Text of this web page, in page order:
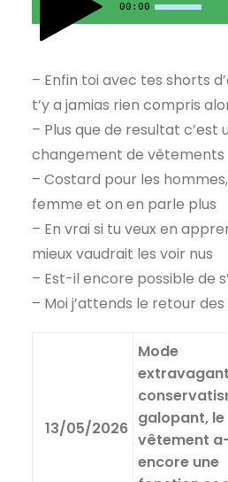
00:00
– Enfin toi avec tes shorts
t’y a jamias rien compris
– Plus que de resultat c’est
changement de vêtements
– Costard pour les
femme et on en parle plus
– En vrai si tu veux en
mieux vaudrait les voir nus
– Est-il encore possible de
– Moi j’attends le retour
13/05/2026
Mode
galopant, le
vêtement
encore une